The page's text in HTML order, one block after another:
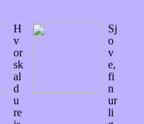
H
v
or
sk
al
d
u
re
Sj
o
v
e,
fi
n
ur
li